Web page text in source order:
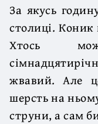
За якусь
столиці.
Хтось
жвавий. Але
шерсть на
струни, а сам